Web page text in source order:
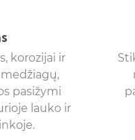
korozijai ir
pasižymi
lauko ir